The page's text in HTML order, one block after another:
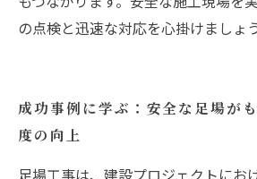
の点検と迅速な対応を心掛けましょう
成功事例に学ぶ：安全な足場が
度の向上
足場工事は、建設プロジェクトにお